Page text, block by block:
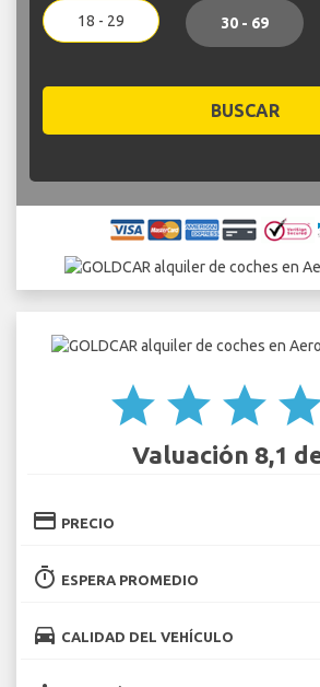
18 - 29 30 - 69
BUSCAR
star star star
Valuación 8,1
credit_card PRECIO
timer ESPERA PROMEDIO
directions_car CALIDAD DEL VEHÍCULO